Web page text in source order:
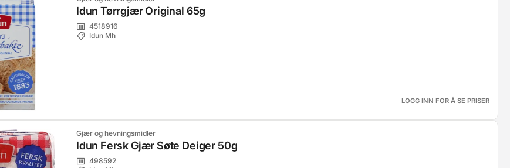
Idun Tørrgjær Original 65g
4518916
Idun Mh
LOGG INN FOR Å SE PRISER
Gjær og hevningsmidler
Idun Fersk Gjær Søte Deiger 50g
498592